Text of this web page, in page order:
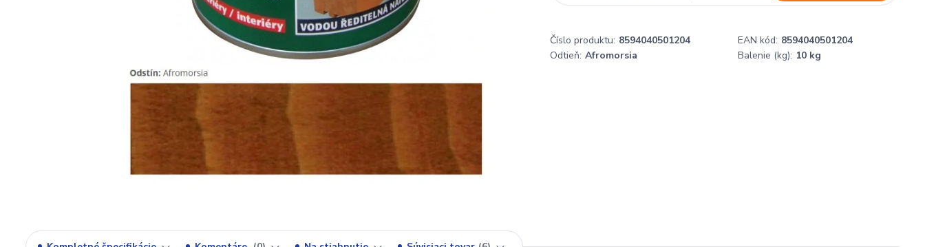
Číslo produktu: 8594040501204 EAN kód: 8594040501204
Odtieň: Afromorsia Balenie (kg): 10 kg